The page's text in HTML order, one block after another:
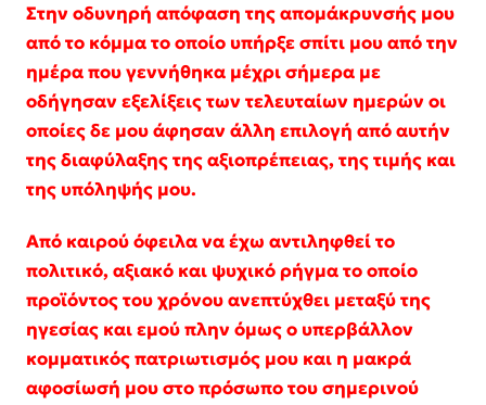
Στην οδυνηρή απόφαση της απομάκρυνσής μου
από το κόμμα το οποίο υπήρξε σπίτι μου από την
ημέρα που γεννήθηκα μέχρι σήμερα με
οδήγησαν εξελίξεις των τελευταίων ημερών οι
οποίες δε μου άφησαν άλλη επιλογή από αυτήν
της διαφύλαξης της αξιοπρέπειας, της τιμής και
της υπόληψής μου.
Από καιρού όφειλα να έχω αντιληφθεί το
πολιτικό, αξιακό και ψυχικό ρήγμα το οποίο
προϊόντος του χρόνου ανεπτύχθει μεταξύ της
ηγεσίας και εμού πλην όμως ο υπερβάλλον
κομματικός πατριωτισμός μου και η μακρά
αφοσίωσή μου στο πρόσωπο του σημερινού